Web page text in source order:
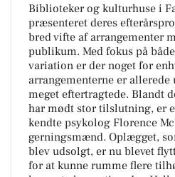
Biblioteker og kulturhuse i
præsenteret deres
bred vifte af arrangementer
publikum. Med fokus på
variation er der noget for
arrangementerne er
meget eftertragtede. Blandt
har mødt stor tilslutning, er
kendte psykolog Florence
gerningsmænd. Oplægget,
blev udsolgt, er nu blevet
for at kunne rumme flere